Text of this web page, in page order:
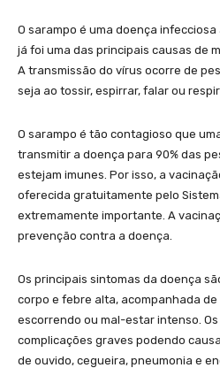
O sarampo é uma doença
já foi uma das principais causas de
A transmissão do vírus ocorre de
seja ao tossir, espirrar, falar ou
O sarampo é tão contagioso que
transmitir a doença para 90% das
estejam imunes. Por isso, a
oferecida gratuitamente pelo
extremamente importante. A
prevenção contra a doença.
Os principais sintomas da doença
corpo e febre alta, acompanhada
escorrendo ou mal-estar intenso.
complicações graves podendo
de ouvido, cegueira, pneumonia e